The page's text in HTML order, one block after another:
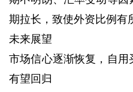
期拉长，致使外资比例有
未来展望
市场信心逐渐恢复，自
有望回归